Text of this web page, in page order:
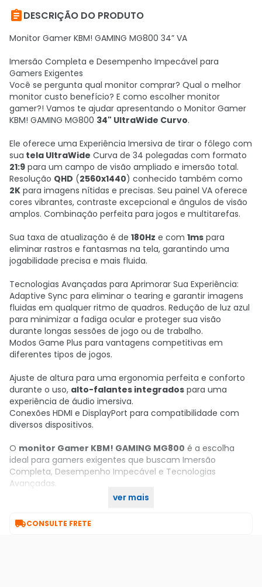
DESCRIÇÃO DO PRODUTO
Monitor Gamer KBM! GAMING MG800 34” VA
Imersão Completa e Desempenho Impecável para
Gamers Exigentes
Você se pergunta qual monitor comprar? Qual o melhor
monitor custo benefício? E como escolher monitor
gamer?! Vamos te ajudar apresentando o Monitor Gamer
KBM! GAMING MG800 34" UltraWide Curvo.
Ele oferece uma Experiência Imersiva de tirar o fôlego com
sua tela UltraWide Curva de 34 polegadas com formato
21:9 para um campo de visão ampliado e imersão total.
Resolução QHD (2560x1440) conhecido também como
2K para imagens nítidas e precisas. Seu painel VA oferece
cores vibrantes, contraste excepcional e ângulos de visão
amplos. Combinação perfeita para jogos e multitarefas.
Sua taxa de atualização é de 180Hz e com 1ms para
eliminar rastros e fantasmas na tela, garantindo uma
jogabilidade precisa e mais fluida.
Tecnologias Avançadas para Aprimorar Sua Experiência:
Adaptive Sync para eliminar o tearing e garantir imagens
fluidas em qualquer ritmo de quadros. Redução de luz azul
para minimizar a fadiga ocular e proteger sua visão
durante longas sessões de jogo ou de trabalho.
Modos Game Plus para vantagens competitivas em
diferentes tipos de jogos.
Ajuste de altura para uma ergonomia perfeita e conforto
durante o uso, alto-falantes integrados para uma
experiência de áudio imersiva.
Conexões HDMI e DisplayPort para compatibilidade com
diversos dispositivos.
O monitor Gamer KBM! GAMING MG800 é a escolha
ideal para gamers exigentes que buscam Imersão
Completa, Desempenho Impecável e Tecnologias
Avançadas.
ver mais
CONSULTE FRETE